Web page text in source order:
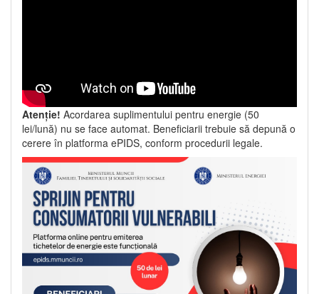
Atenție! Acordarea suplimentului pentru energie (50
lei/lună) nu se face automat. Beneficiarii trebuie să depună o
cerere în platforma ePIDS, conform procedurii legale.